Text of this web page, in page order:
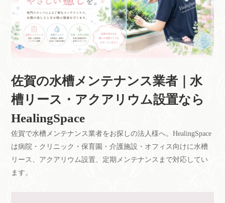
佐賀の水槽メンテナンス業者｜水
槽リース・アクアリウム設置なら
HealingSpace
佐賀で水槽メンテナンス業者をお探しの法人様へ。HealingSpace
は病院・クリニック・保育園・介護施設・オフィス向けに水槽
リース、アクアリウム設置、定期メンテナンスまで対応してい
ます。